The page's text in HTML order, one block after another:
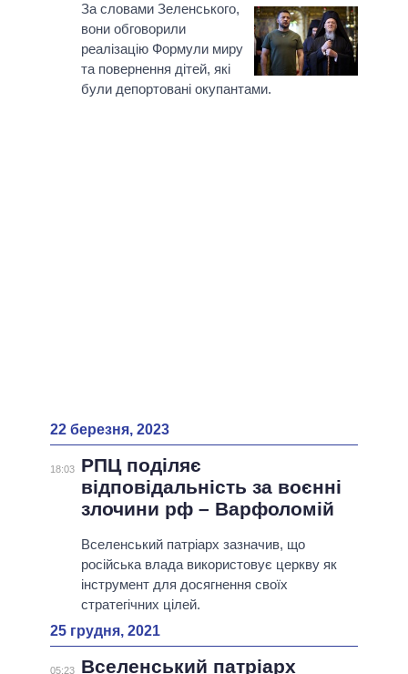
КАБІНЕТ МІНІСТРІВ
ГОЛОВИ ОБЛАДМІНІСТРАЦІЙ
МЕРИ МІСТ
ВСІ ПЕРСОНИ
ПІДТРИМАТИ
ПОРІВНЯННЯ ПОЛІТИКІВ
За словами Зеленського,
вони обговорили
реалізацію Формули миру
та повернення дітей, які
були депортовані окупантами.
22 березня, 2023
18:03
РПЦ поділяє
відповідальність за воєнні
злочини рф – Варфоломій
Вселенський патріарх зазначив, що
російська влада використовує церкву як
інструмент для досягнення своїх
стратегічних цілей.
25 грудня, 2021
05:23
Вселенський патріарх